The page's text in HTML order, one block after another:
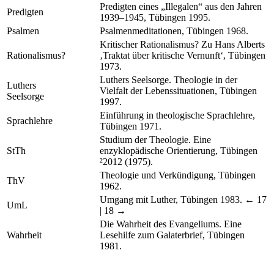
Predigten
Predigten eines „Illegalen“ aus den Jahren
1939–1945, Tübingen 1995.
Psalmen
Psalmenmeditationen, Tübingen 1968.
Rationalismus?
Kritischer Rationalismus? Zu Hans Alberts
‚Traktat über kritische Vernunft‘, Tübingen
1973.
Luthers
Seelsorge
Luthers Seelsorge. Theologie in der
Vielfalt der Lebenssituationen, Tübingen
1997.
Sprachlehre
Einführung in theologische Sprachlehre,
Tübingen 1971.
StTh
Studium der Theologie. Eine
enzyklopädische Orientierung, Tübingen
²2012 (1975).
ThV
Theologie und Verkündigung, Tübingen
1962.
UmL
Umgang mit Luther, Tübingen 1983. ← 17
| 18 →
Wahrheit
Die Wahrheit des Evangeliums. Eine
Lesehilfe zum Galaterbrief, Tübingen
1981.